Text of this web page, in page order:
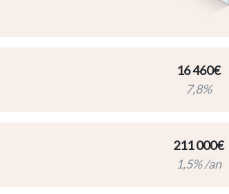
16 460€
7,8%
211 000€
1,5% /an